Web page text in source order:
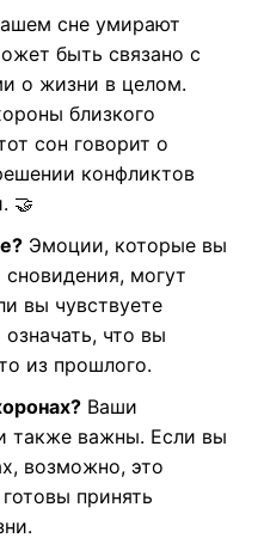
сне умирают
быть связано с
о жизни в целом.
близкого
сон говорит о
конфликтов
🤝
Эмоции, которые вы
могут
вы чувствуете
что вы
из прошлого.
Ваши
также важны. Если вы
возможно, это
принять